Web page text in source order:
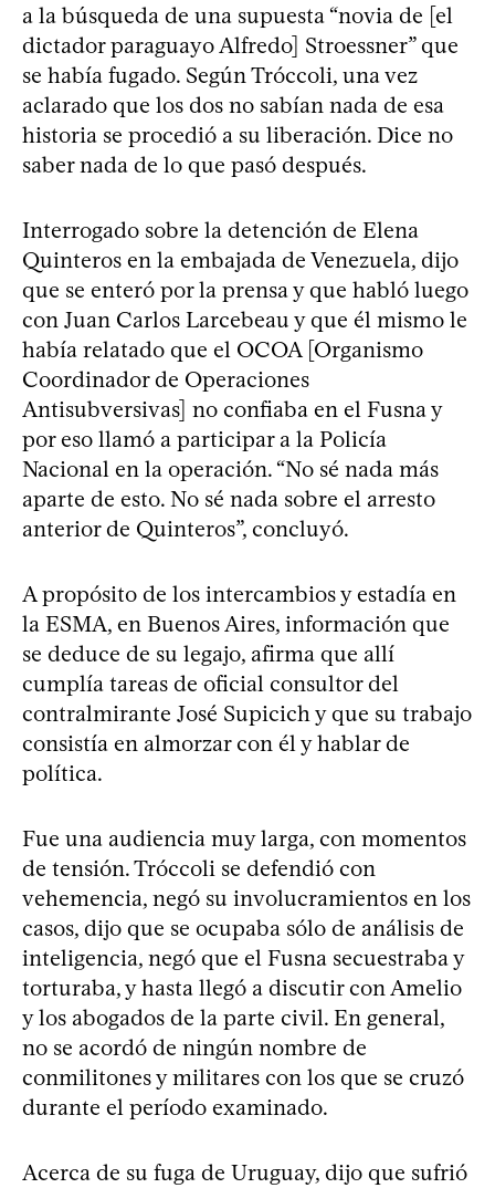
a la búsqueda de una supuesta “novia de [el
dictador paraguayo Alfredo] Stroessner” que
se había fugado. Según Tróccoli, una vez
aclarado que los dos no sabían nada de esa
historia se procedió a su liberación. Dice no
saber nada de lo que pasó después.
Interrogado sobre la detención de Elena
Quinteros en la embajada de Venezuela, dijo
que se enteró por la prensa y que habló luego
con Juan Carlos Larcebeau y que él mismo le
había relatado que el OCOA [Organismo
Coordinador de Operaciones
Antisubversivas] no confiaba en el Fusna y
por eso llamó a participar a la Policía
Nacional en la operación. “No sé nada más
aparte de esto. No sé nada sobre el arresto
anterior de Quinteros”, concluyó.
A propósito de los intercambios y estadía en
la ESMA, en Buenos Aires, información que
se deduce de su legajo, afirma que allí
cumplía tareas de oficial consultor del
contralmirante José Supicich y que su trabajo
consistía en almorzar con él y hablar de
política.
Fue una audiencia muy larga, con momentos
de tensión. Tróccoli se defendió con
vehemencia, negó su involucramientos en los
casos, dijo que se ocupaba sólo de análisis de
inteligencia, negó que el Fusna secuestraba y
torturaba, y hasta llegó a discutir con Amelio
y los abogados de la parte civil. En general,
no se acordó de ningún nombre de
conmilitones y militares con los que se cruzó
durante el período examinado.
Acerca de su fuga de Uruguay, dijo que sufrió